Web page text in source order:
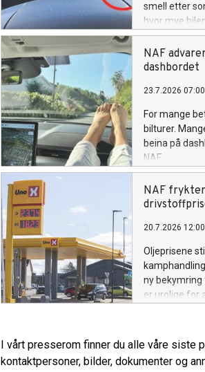
smell etter
hvor mye
stor
NAF
dashbordet
23.7.2026
For mange
bilturer.
beina på
NAF.
NAF
20.7.2026
Oljeprisene
ny
er urolige for
opphører,
pressesjef i
I vårt presserom finner du alle våre siste
kontaktpersoner, bilder, dokumenter og